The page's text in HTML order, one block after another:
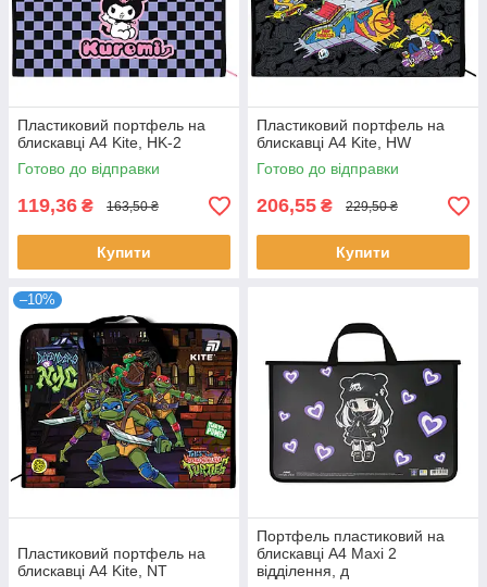
Пластиковий портфель на
блискавці А4 Kite, HK-2
Готово до відправки
119,36 ₴ 163,50 ₴
Купити
Пластиковий портфель на
блискавці А4 Kite, HW
Готово до відправки
206,55 ₴ 229,50 ₴
Купити
–10%
Пластиковий портфель на
блискавці А4 Kite, NT
Портфель пластиковий на
блискавці А4 Maxi 2
відділення, д